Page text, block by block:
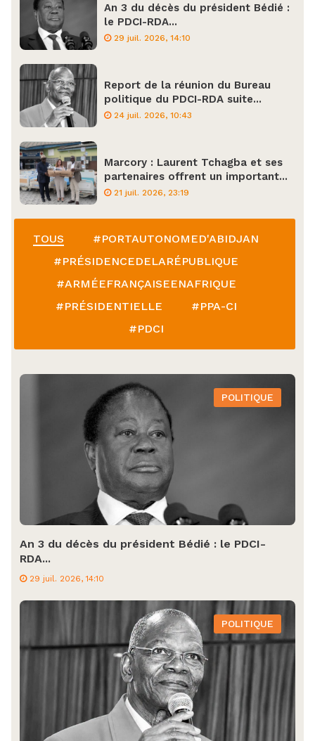
An 3 du décès du président Bédié :
le PDCI-RDA...
29 juil. 2026, 14:10
Report de la réunion du Bureau
politique du PDCI-RDA suite...
24 juil. 2026, 10:43
Marcory : Laurent Tchagba et ses
partenaires offrent un important...
21 juil. 2026, 23:19
TOUS
#PORTAUTONOMED'ABIDJAN
#PRÉSIDENCEDELARÉPUBLIQUE
#ARMÉEFRANÇAISEENAFRIQUE
#PRÉSIDENTIELLE
#PPA-CI
#PDCI
POLITIQUE
An 3 du décès du président Bédié : le PDCI-
RDA...
29 juil. 2026, 14:10
POLITIQUE